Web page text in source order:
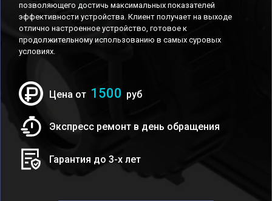
позволяющего достичь максимальных показателей
эффективности устройства. Клиент получает на выходе
отлично настроенное устройство, готовое к
продолжительному использованию в самых суровых
условиях.
Цена от 1500 руб
Экспресс ремонт в день обращения
Гарантия до 3-х лет